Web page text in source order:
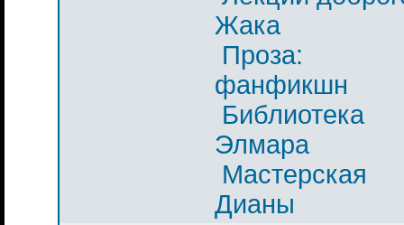
Жака
Проза:
фанфикшн
Библиотека
Элмара
Мастерская
Дианы